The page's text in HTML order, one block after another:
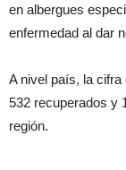
en albergues
enfermedad al dar
A nivel país, la
532 recuperados y
región.